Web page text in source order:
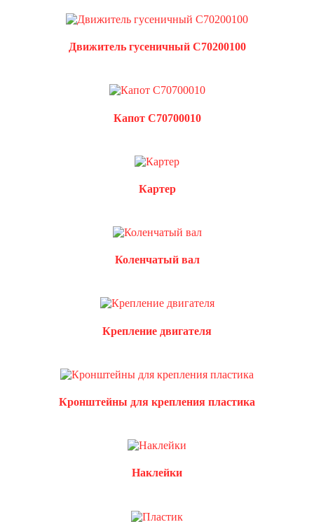
Движитель гусеничный C70200100
Капот C70700010
Картер
Коленчатый вал
Крепление двигателя
Кронштейны для крепления пластика
Наклейки